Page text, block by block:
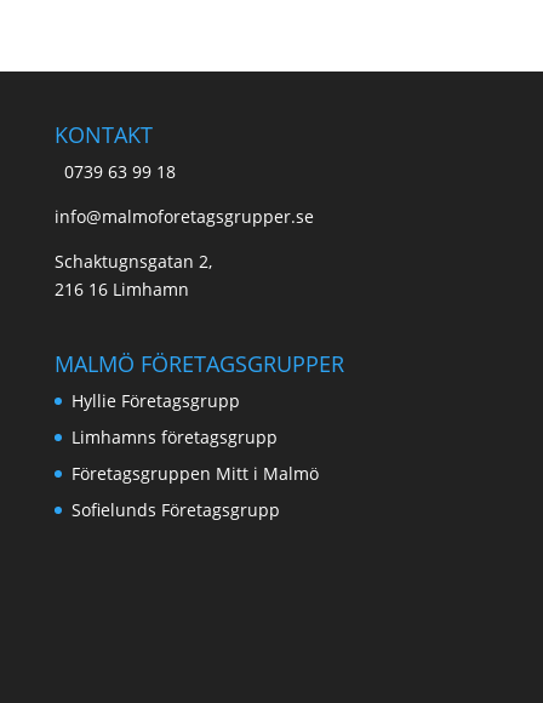
KONTAKT
0739 63 99 18
info@malmoforetagsgrupper.se
Schaktugnsgatan 2,
216 16 Limhamn
MALMÖ FÖRETAGSGRUPPER
Hyllie Företagsgrupp
Limhamns företagsgrupp
Företagsgruppen Mitt i Malmö
Sofielunds Företagsgrupp